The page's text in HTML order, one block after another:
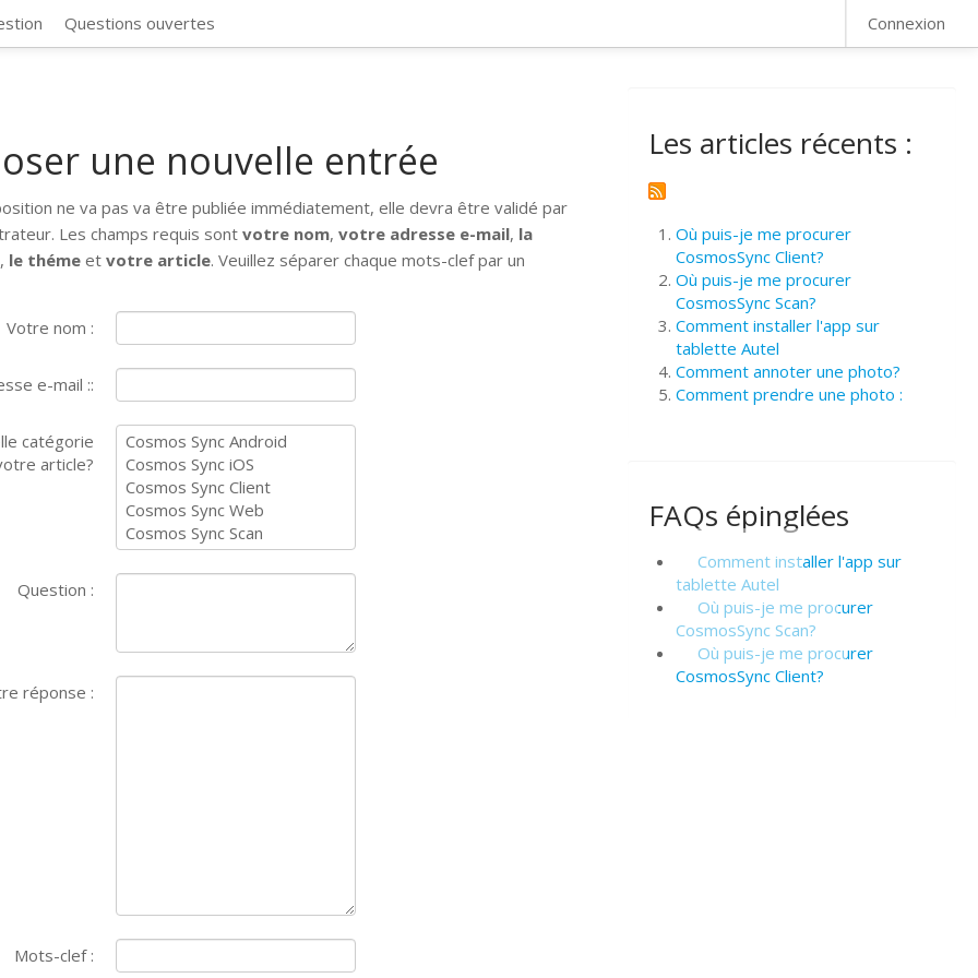
Questions ouvertes Connexion
une nouvelle entrée
ne va pas va être publiée immédiatement, elle devra être validé par
Les champs requis sontvotre nom,votre adresse e-mail, la
, le théme etvotre article. Veuillez séparer chaque mots-clef par un
Votre nom :
e-mail ::
catégorie
article?
Question :
réponse :
Mots-clef :
Les articles récents :
Où puis-je me procurer
CosmosSync Client?
Où puis-je me procurer
CosmosSync Scan?
Comment installer l'app sur
tablette Autel
Comment annoter une photo?
Comment prendre une photo :
FAQs épinglées
Comment installer l'app sur
tablette Autel
Où puis-je me procurer
CosmosSync Scan?
Où puis-je me procurer
CosmosSync Client?